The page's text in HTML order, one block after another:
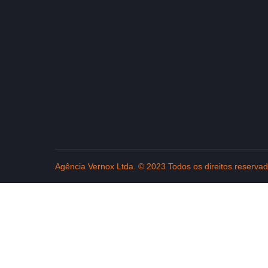
Agência Vernox Ltda. © 2023 Todos os direitos